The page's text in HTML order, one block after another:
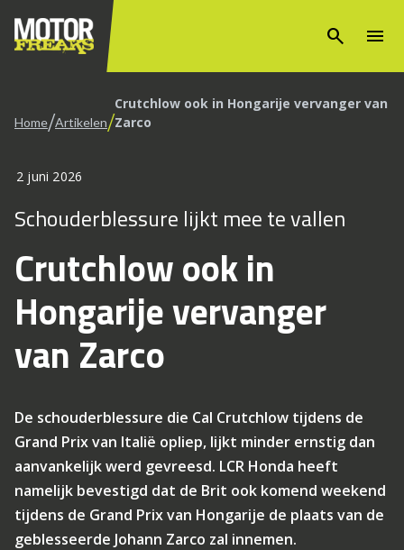
search menu
Home/Artikelen/Crutchlow ook in Hongarije vervanger van
Zarco
2 juni 2026
Schouderblessure lijkt mee te vallen
Crutchlow ook in
Hongarije vervanger
van Zarco
De schouderblessure die Cal Crutchlow tijdens de
Grand Prix van Italië opliep, lijkt minder ernstig dan
aanvankelijk werd gevreesd. LCR Honda heeft
namelijk bevestigd dat de Brit ook komend weekend
tijdens de Grand Prix van Hongarije de plaats van de
geblesseerde Johann Zarco zal innemen.